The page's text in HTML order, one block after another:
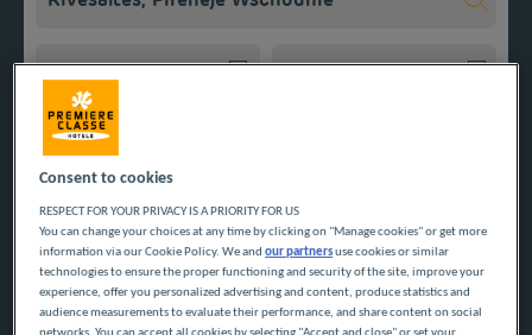
Navigate forward to interact with the calendar and select
Znajdź hotel
Dodaj specjalny kod
Consent to cookies
RESPECT FOR YOUR PRIVACY IS A PRIORITY FOR US
You can change your choices at any time by clicking on "Manage cookies" or get more
information via our Cookie Policy. We andour partnersuse cookies or similar
technologies to ensure the proper functioning and security of the site, improve your
experience, offer you personalized advertising and content, produce statistics and
audience measurements to evaluate their performance, and share content on social